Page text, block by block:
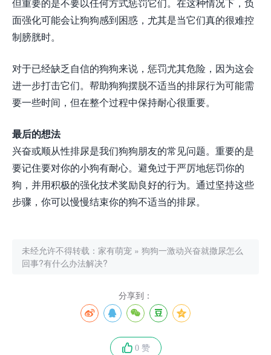
面强化可能会让狗狗感到困惑，尤其是当它们真的很难控
制膀胱时。
对于已经缺乏自信的狗狗来说，惩罚尤其危险，因为这会
进一步打击它们。帮助狗狗摆脱不适当的排尿行为可能需
要一些时间，但在整个过程中保持耐心很重要。
最后的想法
兴奋或顺从性排尿是我们狗狗朋友的常见问题。重要的是
要记住要对你的小狗有耐心。避免过于严厉地惩罚你的
狗，并用积极的强化技术奖励良好的行为。通过坚持这些
步骤，你可以慢慢结束你的狗不适当的排尿。
未经允许不得转载： 家有萌宠 » 狗狗一激动兴奋就撒尿怎么
回事?有什么办法解决?
分享到：
0 赞